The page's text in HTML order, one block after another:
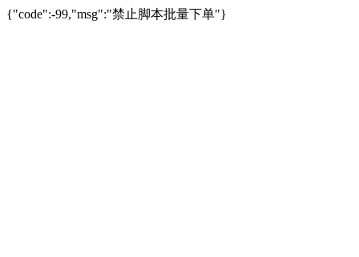
{"code":-99,"msg":"禁止脚本批量下单"}